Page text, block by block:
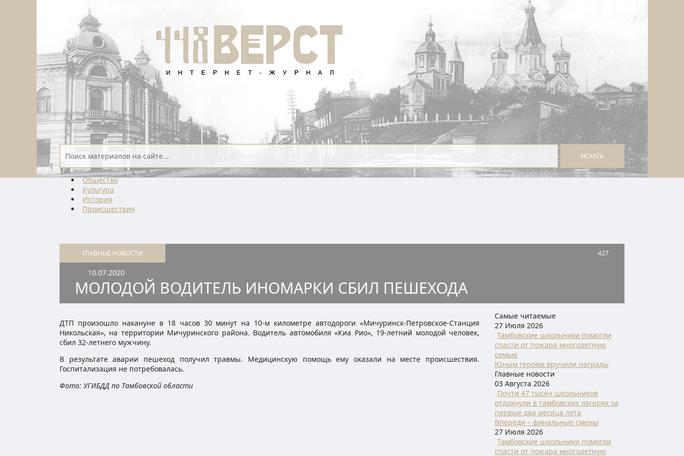
ИСКАТЬ
Общество
Культура
История
Проиcшествия
ГЛАВНЫЕ НОВОСТИ 427
10.07.2020
МОЛОДОЙ ВОДИТЕЛЬ ИНОМАРКИ СБИЛ ПЕШЕХОДА
ДТП произошло накануне в 18 часов 30 минут на 10-м километре автодороги «Мичуринск-Петровское-Станция
Никольская», на территории Мичуринского района. Водитель автомобиля «Киа Рио», 19-летний молодой человек,
сбил 32-летнего мужчину.
В результате аварии пешеход получил травмы. Медицинскую помощь ему оказали на месте происшествия.
Госпитализация не потребовалась.
Фото: УГИБДД по Тамбовской области
Самые читаемые
27 Июля 2026
Тамбовские школьники помогли
спасти от пожара многодетную
семью
Юным героям вручили награды
Главные новости
03 Августа 2026
Почти 47 тысяч школьников
отдохнули в тамбовских лагерях за
первые два месяца лета
Впереди – финальные смены
27 Июля 2026
Тамбовские школьники помогли
спасти от пожара многодетную